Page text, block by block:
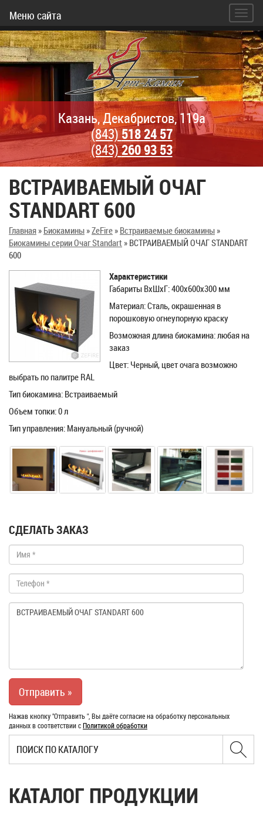
Меню сайта
Казань, Декабристов, 119а
(843)518 24 57
(843)260 93 53
ВСТРАИВАЕМЫЙ ОЧАГ
STANDART 600
Главная» Биокамины»ZeFire» Встраиваемые биокамины»
Биокамины серии Очаг Standart » ВСТРАИВАЕМЫЙ ОЧАГ STANDART
600
Характеристики
Габариты ВхШхГ: 400х600х300 мм
Материал: Сталь, окрашенная в
порошковую огнеупорную краску
Возможная длина биокамина: любая на
заказ
Цвет: Черный, цвет очага возможно
выбрать по палитре RAL
Тип биокамина: Встраиваемый
Объем топки: 0 л
Тип управления: Мануальный (ручной)
СДЕЛАТЬ ЗАКАЗ
Нажав кнопку "Отправить ", Вы даёте согласие на обработку персональных
данных в соответствии сПолитикой обработки
КАТАЛОГ ПРОДУКЦИИ